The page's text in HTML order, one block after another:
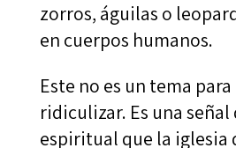
zorros, águilas o
en cuerpos humanos.
Este no es un tema
ridiculizar. Es una señal
espiritual que la iglesia